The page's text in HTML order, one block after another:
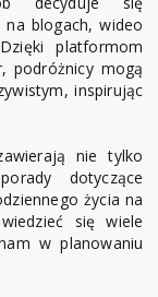
blogach, wideo
platformom
podróżnicy mogą
inspirując
nie tylko
dotyczące
życia na
się wiele
w planowaniu